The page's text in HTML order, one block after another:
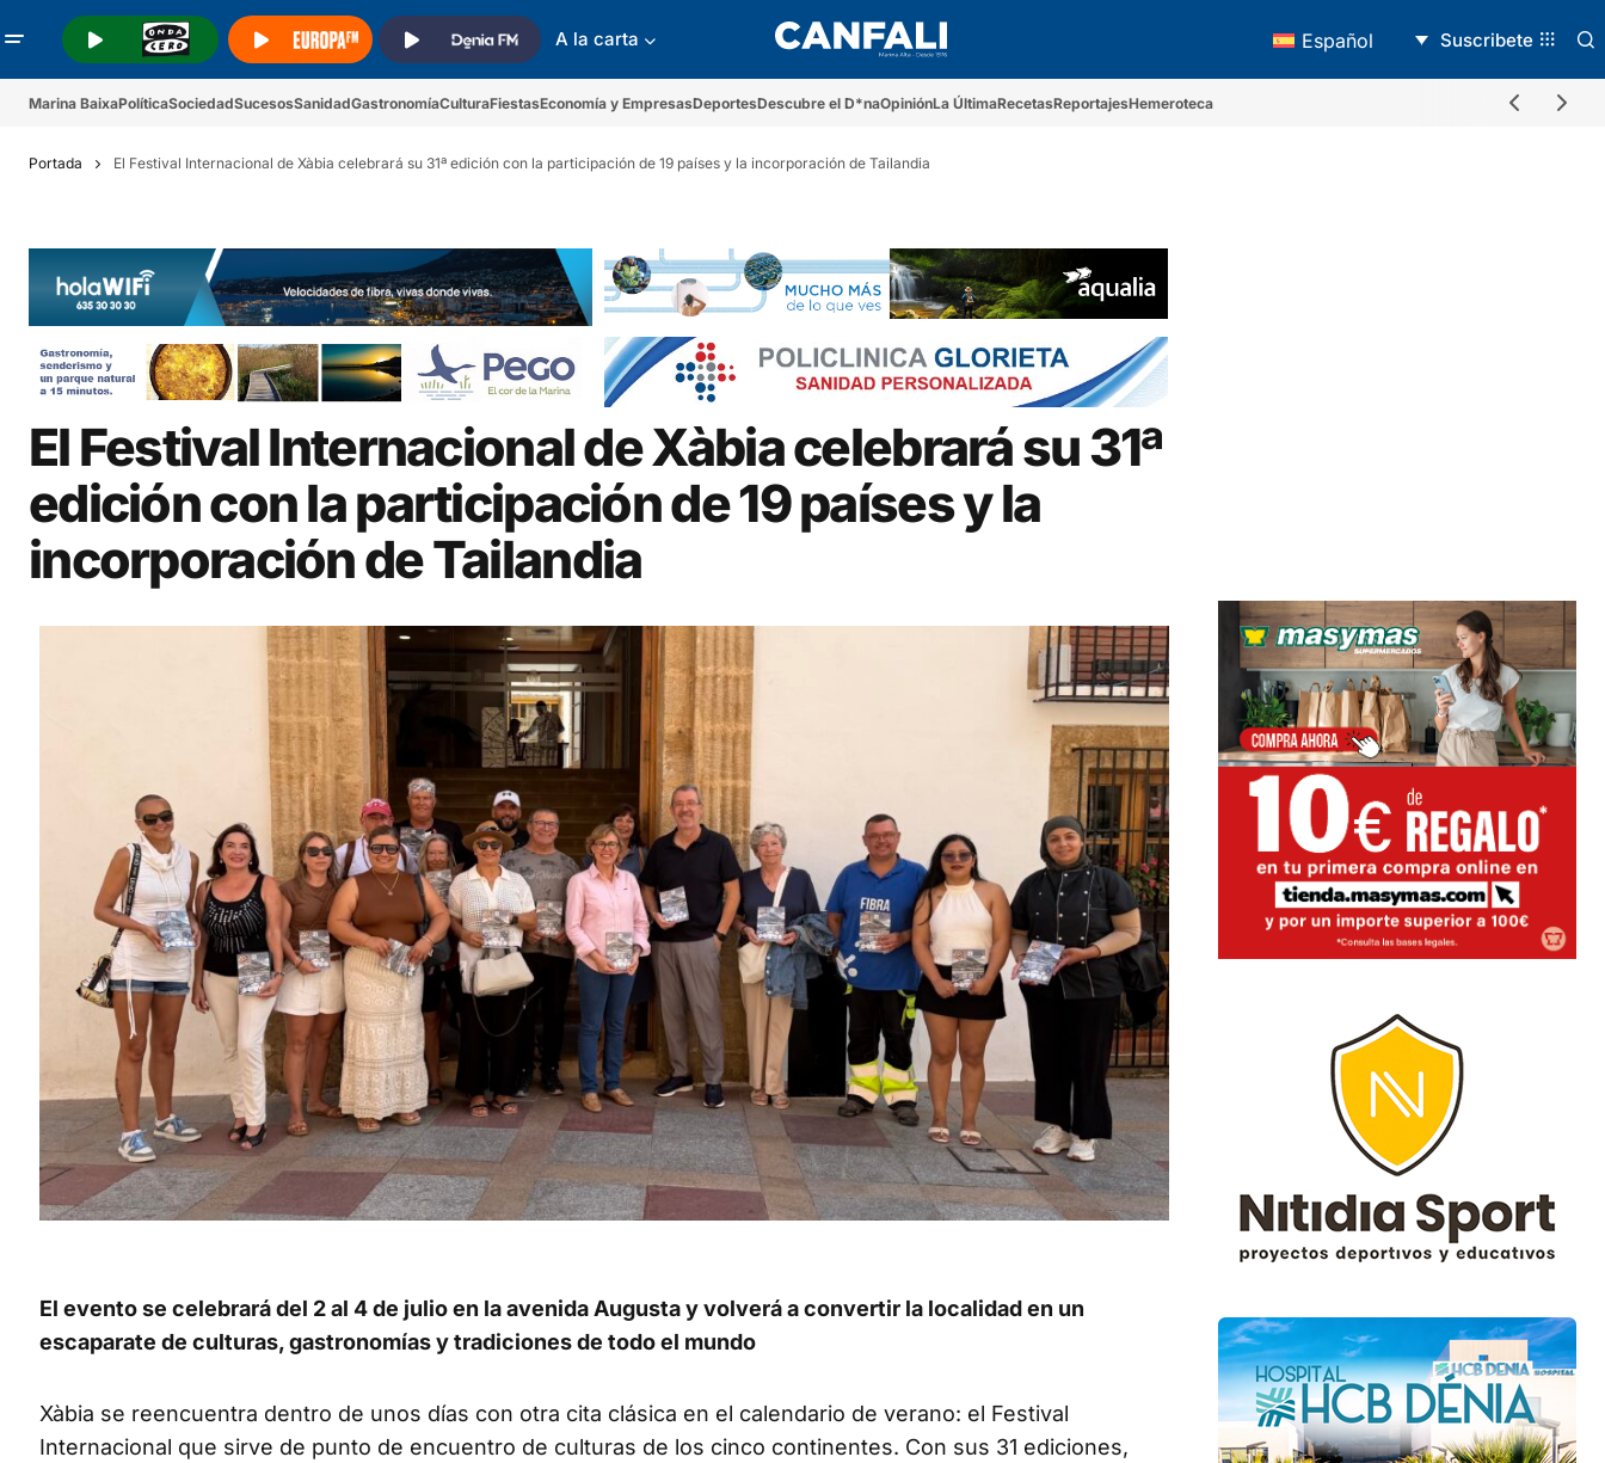
A la carta Español Suscribete
Marina BaixaPolíticaSociedadSucesosSanidadGastronomíaCulturaFiestasEconomía y EmpresasDeportesDescubre el D*naOpiniónLa ÚltimaRecetasReportajesHemeroteca
Portada El Festival Internacional de Xàbia celebrará su 31ª edición con la participación de 19 países y la incorporación de Tailandia
El Festival Internacional de Xàbia celebrará su 31ª
edición con la participación de 19 países y la
incorporación de Tailandia
El evento se celebrará del 2 al 4 de julio en la avenida Augusta y volverá a convertir la localidad en un
escaparate de culturas, gastronomías y tradiciones de todo el mundo
Xàbia se reencuentra dentro de unos días con otra cita clásica en el calendario de verano: el Festival
Internacional que sirve de punto de encuentro de culturas de los cinco continentes. Con sus 31 ediciones,